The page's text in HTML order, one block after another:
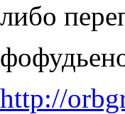
либо
http://